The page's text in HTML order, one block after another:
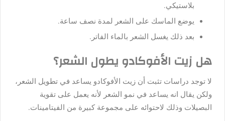
بلاستيكي.
يوضع الماسك على الشعر لمدة نصف ساعة.
بعد ذلك يغسل الشعر بالماء الفاتر .
هل زيت الأفوكادو يطول الشعر؟
لا توجد دراسات تثبت أن زيت الأفوكادو يساعد في تطويل
الشعر،
ولكن يقال انه يساعد في نمو الشعر لأنه يعمل على تقوية
البصيلات وذلك لاحتوائه على مجموعة كبيرة من الفيتامينات.